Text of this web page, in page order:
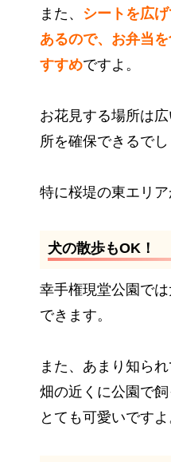
また、 シートを広
あるので、お弁当
すすめですよ。
お花見する場所は
所を確保できるでし
特に桜堤の東エリア
犬の散歩もOK！
幸手権現堂公園で
できます。
また、あまり知ら
畑の近くに公園で飼
とても可愛いですよ